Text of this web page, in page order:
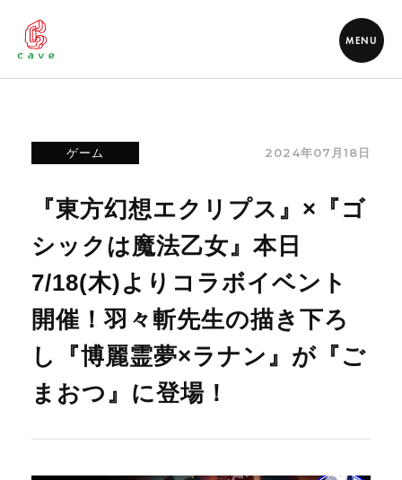
MENU
ゲーム 2024年07月18日
『東方幻想エクリプス』×『ゴ
シックは魔法乙女』本日
7/18(木)よりコラボイベント
開催！羽々斬先生の描き下ろ
し『博麗霊夢×ラナン』が『ご
まおつ』に登場！